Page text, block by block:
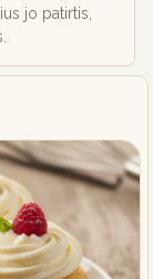
jo patirtis,